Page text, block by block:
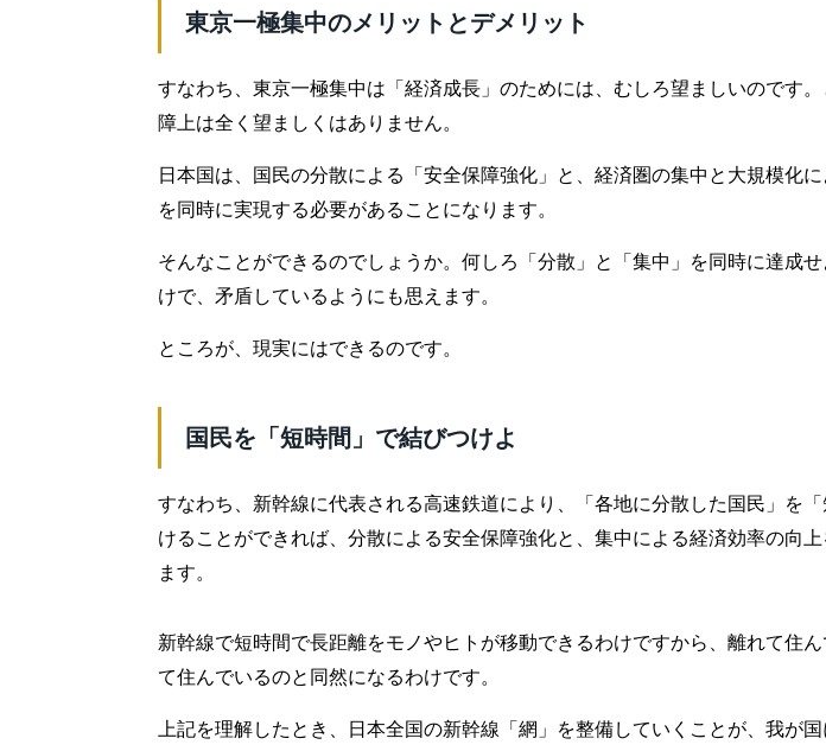
東京一極集中のメリットとデメリット
すなわち、東京一極集中は「経済成長」のためには、むしろ望ましいのです
障上は全く望ましくはありません。
日本国は、国民の分散による「安全保障強化」と、経済圏の集中と大規模化に
を同時に実現する必要があることになります。
そんなことができるのでしょうか。何しろ「分散」と「集中」を同時に達成
けで、矛盾しているようにも思えます。
ところが、現実にはできるのです。
国民を「短時間」で結びつけよ
すなわち、新幹線に代表される高速鉄道により、「各地に分散した国民」を
けることができれば、分散による安全保障強化と、集中による経済効率の向
ます。
新幹線で短時間で長距離をモノやヒトが移動できるわけですから、離れて住
て住んでいるのと同然になるわけです。
上記を理解したとき、日本全国の新幹線「網」を整備していくことが、我が